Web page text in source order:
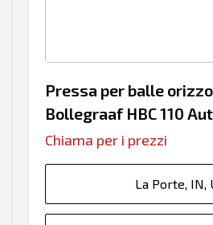
Pressa per balle
Bollegraaf HBC 110
Chiama per i prezzi
La Porte, IN,